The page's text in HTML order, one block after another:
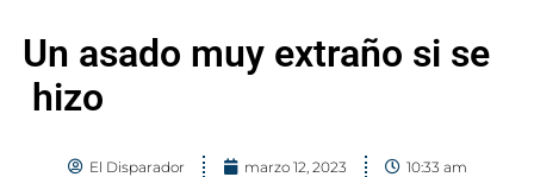
Un asado muy extraño si se
hizo
El Disparador marzo 12, 2023 10:33 am